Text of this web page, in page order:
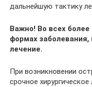
дальнейшую тактику
Важно! Во всех
формах заболевания,
лечение.
При возникновении
срочное